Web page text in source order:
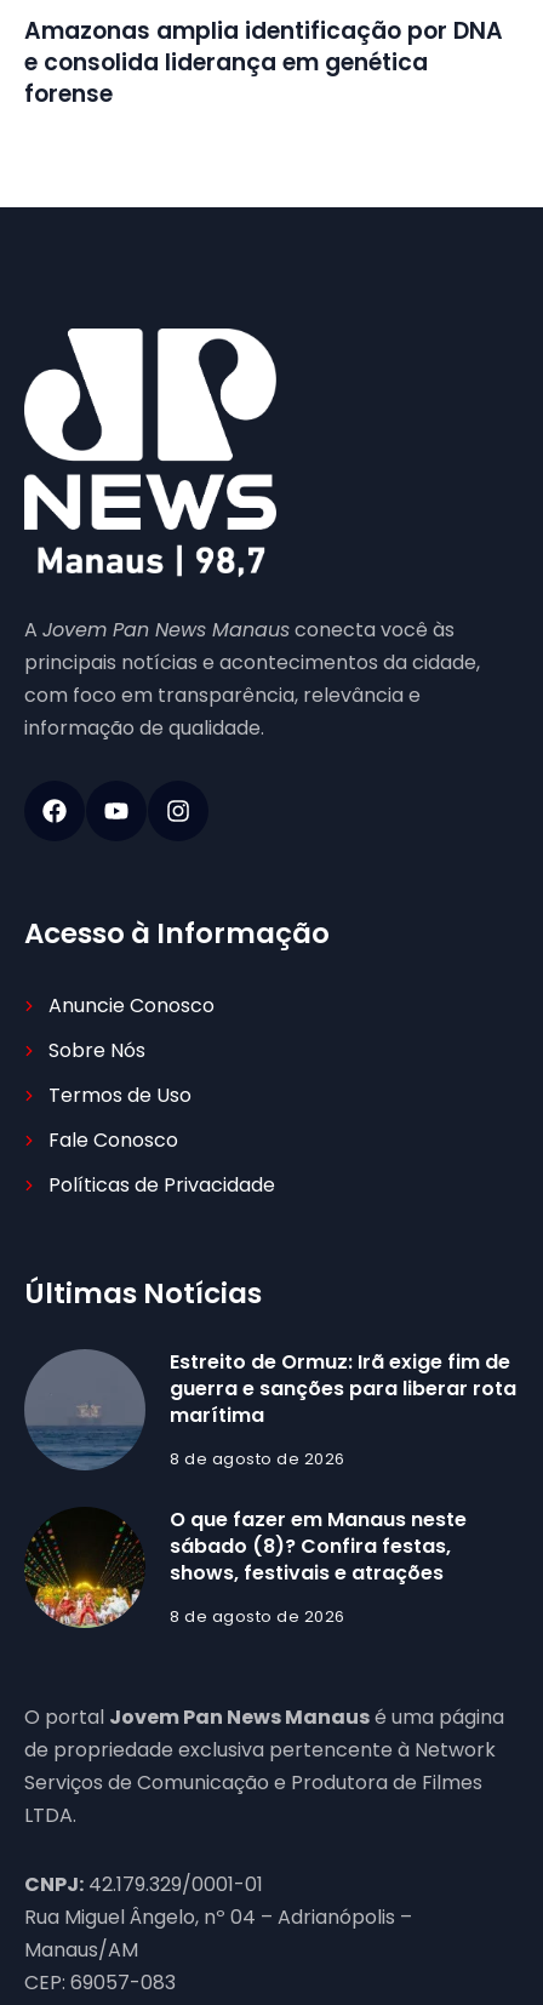
Amazonas amplia identificação por DNA
e consolida liderança em genética
forense
A Jovem Pan News Manausconecta você às
principais notícias e acontecimentos da cidade,
com foco em transparência, relevância e
informação de qualidade.
Acesso à Informação
Anuncie Conosco
Sobre Nós
Termos de Uso
Fale Conosco
Políticas de Privacidade
Últimas Notícias
Estreito de Ormuz: Irã exige fim de
guerra e sanções para liberar rota
marítima
8 de agosto de 2026
O que fazer em Manaus neste
sábado (8)? Confira festas,
shows, festivais e atrações
8 de agosto de 2026
O portal Jovem Pan News Manausé uma página
de propriedade exclusiva pertencente à Network
Serviços de Comunicação e Produtora de Filmes
LTDA.
CNPJ: 42.179.329/0001-01
Rua Miguel Ângelo, nº 04 – Adrianópolis –
Manaus/AM
CEP: 69057-083